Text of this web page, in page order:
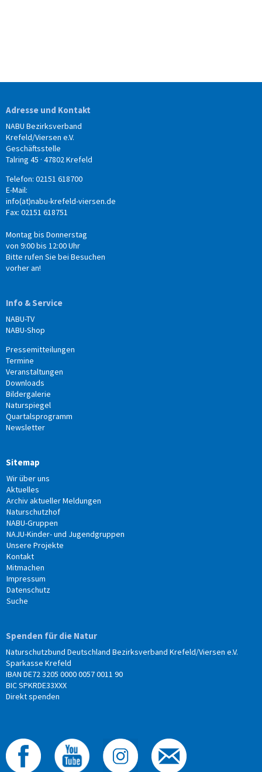
Adresse und Kontakt
NABU Bezirksverband
Krefeld/Viersen e.V.
Geschäftsstelle
Talring 45 · 47802 Krefeld
Telefon: 02151 618700
E-Mail:
info(at)nabu-krefeld-viersen.de
Fax: 02151 618751
Montag bis Donnerstag
von 9:00 bis 12:00 Uhr
Bitte rufen Sie bei Besuchen
vorher an!
Info & Service
NABU-TV
NABU-Shop
Pressemitteilungen
Termine
Veranstaltungen
Downloads
Bildergalerie
Naturspiegel
Quartalsprogramm
Newsletter
Sitemap
Wir über uns
Aktuelles
Archiv aktueller Meldungen
Naturschutzhof
NABU-Gruppen
NAJU-Kinder- und Jugendgruppen
Unsere Projekte
Kontakt
Mitmachen
Impressum
Datenschutz
Suche
Spenden für die Natur
Naturschutzbund Deutschland Bezirksverband Krefeld/Viersen e.V.
Sparkasse Krefeld
IBAN DE72 3205 0000 0057 0011 90
BIC SPKRDE33XXX
Direkt spenden